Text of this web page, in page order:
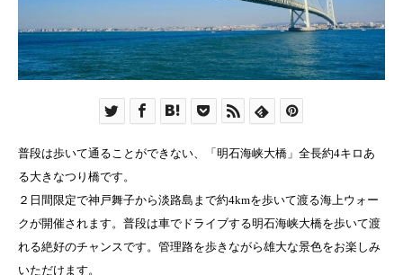
普段は歩いて通ることができない、「明石海峡大橋」全長約4キロあ
る大きなつり橋です。
２日間限定で神戸舞子から淡路島まで約4kmを歩いて渡る海上ウォー
クが開催されます。普段は車でドライブする明石海峡大橋を歩いて渡
れる絶好のチャンスです。管理路を歩きながら雄大な景色をお楽しみ
いただけます。